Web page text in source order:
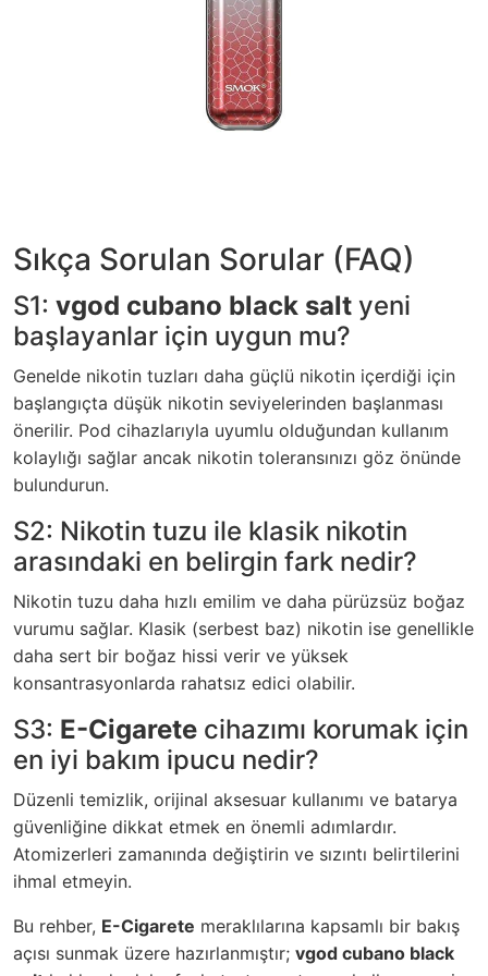
Sıkça Sorulan Sorular (FAQ)
S1: vgod cubano black salt yeni
başlayanlar için uygun mu?
Genelde nikotin tuzları daha güçlü nikotin içerdiği için
başlangıçta düşük nikotin seviyelerinden başlanması
önerilir. Pod cihazlarıyla uyumlu olduğundan kullanım
kolaylığı sağlar ancak nikotin toleransınızı göz önünde
bulundurun.
S2: Nikotin tuzu ile klasik nikotin
arasındaki en belirgin fark nedir?
Nikotin tuzu daha hızlı emilim ve daha pürüzsüz boğaz
vurumu sağlar. Klasik (serbest baz) nikotin ise genellikle
daha sert bir boğaz hissi verir ve yüksek
konsantrasyonlarda rahatsız edici olabilir.
S3: E-Cigarete cihazımı korumak için
en iyi bakım ipucu nedir?
Düzenli temizlik, orijinal aksesuar kullanımı ve batarya
güvenliğine dikkat etmek en önemli adımlardır.
Atomizerleri zamanında değiştirin ve sızıntı belirtilerini
ihmal etmeyin.
Bu rehber, E-Cigarete meraklılarına kapsamlı bir bakış
açısı sunmak üzere hazırlanmıştır; vgod cubano black